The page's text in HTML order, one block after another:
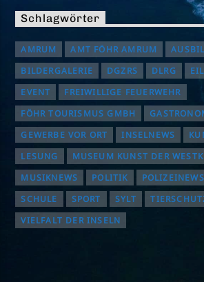
Schlagwörter
AMRUM AMT FÖHR AMRUM
BILDERGALERIE
DGZRS DLRG
EVENT
FREIWILLIGE FEUERWEHR
FÖHR TOURISMUS GMBH
GEWERBE VOR ORT
INSELNEWS
LESUNG
MUSEUM KUNST DER
MUSIKNEWS
POLITIK POLIZEINEWS
SCHULE
SPORT SYLT
VIELFALT DER INSELN